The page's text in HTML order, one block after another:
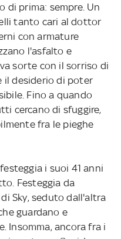
prima: sempre. Un
tanto cari al dottor
con armature
l'asfalto e
sorte con il sorriso di
il desiderio di poter
Fino a quando
cercano di sfuggire,
fra le pieghe
i suoi 41 anni
Festeggia da
Sky, seduto dall'altra
guardano e
Insomma, ancora fra i